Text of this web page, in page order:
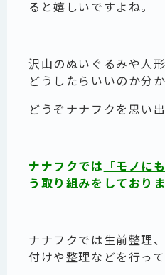
ると嬉しいですよね。
沢山のぬいぐるみや人
どうしたらいいのか分
どうぞナナフクを思い
ナナフクでは 「モノに
う取り組みをしておりま
ナナフクでは生前整理
付けや整理などを行って